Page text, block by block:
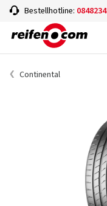
Bestellhotline:
Continental